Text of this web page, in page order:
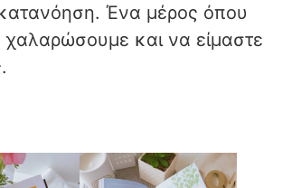
Ένα μέρος όπου
και να είμαστε